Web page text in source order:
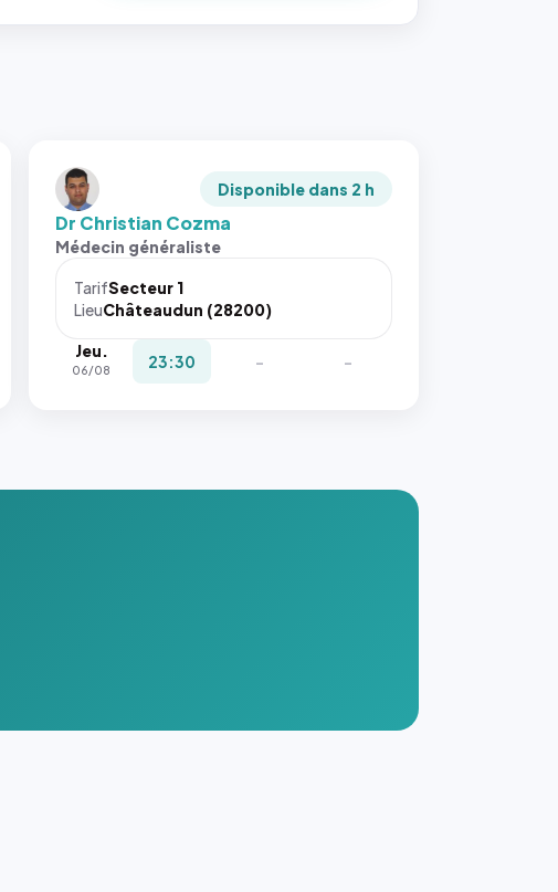
Disponible dans 2 h
Dr Christian Cozma
Médecin généraliste
TarifSecteur 1
LieuChâteaudun (28200)
Jeu.
06/08 23:30 - -